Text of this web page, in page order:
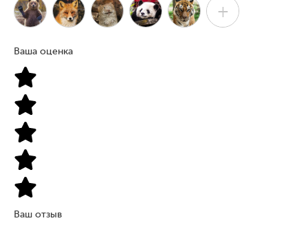
+
Ваша оценка
Ваш отзыв